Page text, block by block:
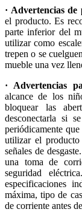
· Advertencias de
el producto. Es
parte inferior del
utilizar como
trepen o se
mueble una vez
· Advertencias
alcance de los
bloquear las
desconectarla si
periódicamente
utilizar el
señales de
una toma de
seguridad
especificaciones
máxima, tipo de
de corriente antes